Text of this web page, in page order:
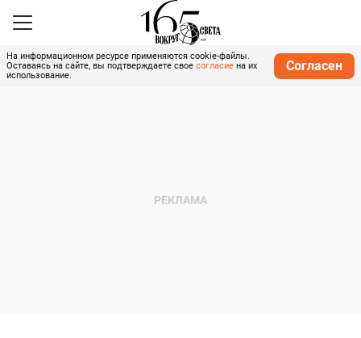
На информационном ресурсе применяются cookie-файлы.
Оставаясь на сайте, вы подтверждаете свое согласие на их
использование.
Согласен